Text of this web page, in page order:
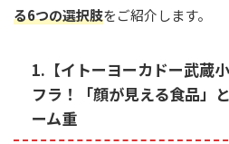
る6つの選択肢をご紹介します。
1.【イトーヨーカドー武蔵
フラ！「顔が見える食品」
ーム重